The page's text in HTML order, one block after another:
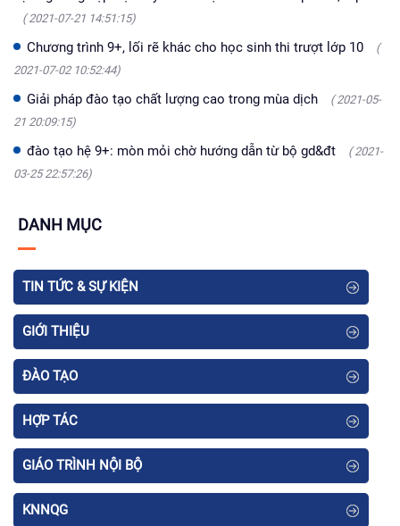
( 2021-07-21 14:51:15)
Chương trình 9+, lối rẽ khác cho học sinh thi trượt lớp 10
(
2021-07-02 10:52:44)
Giải pháp đào tạo chất lượng cao trong mùa dịch
( 2021-05-
21 20:09:15)
đào tạo hệ 9+: mòn mỏi chờ hướng dẫn từ bộ gd&đt
( 2021-
03-25 22:57:26)
DANH MỤC
TIN TỨC & SỰ KIỆN
GIỚI THIỆU
ĐÀO TẠO
HỢP TÁC
GIÁO TRÌNH NỘI BỘ
KNNQG